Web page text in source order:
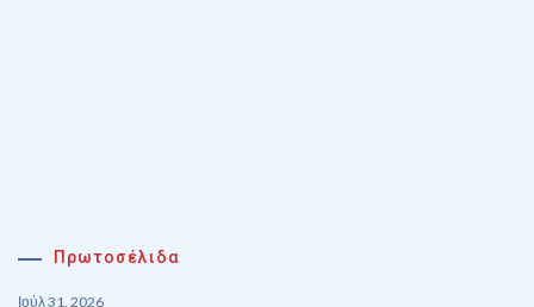
Πρωτοσέλιδα
Ιούλ 31, 2026